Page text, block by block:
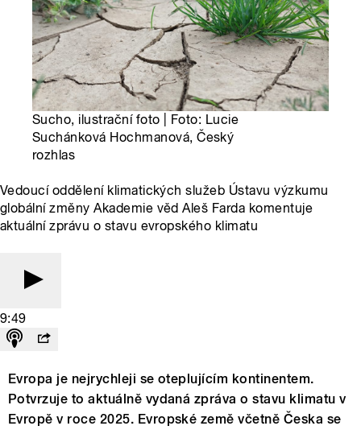
Sucho, ilustrační foto | Foto: Lucie
Suchánková Hochmanová, Český
rozhlas
Vedoucí oddělení klimatických služeb Ústavu výzkumu
globální změny Akademie věd Aleš Farda komentuje
aktuální zprávu o stavu evropského klimatu
9:49
Evropa je nejrychleji se oteplujícím kontinentem.
Potvrzuje to aktuálně vydaná zpráva o stavu klimatu v
Evropě v roce 2025. Evropské země včetně Česka se